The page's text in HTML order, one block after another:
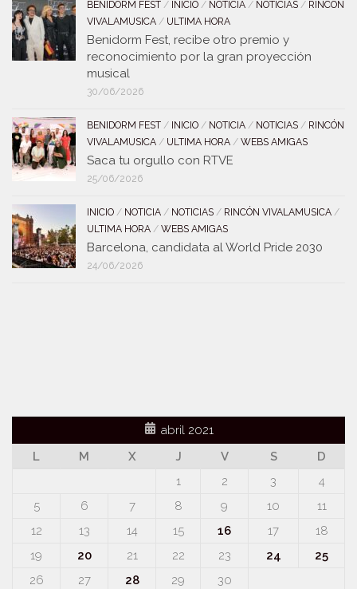
BENIDORM FEST / INICIO / NOTICIA / NOTICIAS / RINCÓN
VIVALAMUSICA / ULTIMA HORA
Benidorm Fest, recibe otro premio y
reconocimiento por la gran proyección
musical
30/06/2026
BENIDORM FEST / INICIO / NOTICIA / NOTICIAS / RINCÓN
VIVALAMUSICA / ULTIMA HORA / WEBS AMIGAS
Saca tu orgullo con RTVE
25/06/2026
INICIO / NOTICIA / NOTICIAS / RINCÓN VIVALAMUSICA /
ULTIMA HORA / WEBS AMIGAS
Barcelona, candidata al World Pride 2030
24/06/2026
abril 2021
L
M X J V S
D
1
2 3
4
5
6 7 8 9 10
11
12
13 14 15 16 17
18
19
20 21 22 23 24
25
26
27 28 29
30